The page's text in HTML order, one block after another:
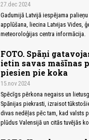
27.dec 2024
Gadumijā Latvijā iespējama
applūšana, liecina Latvijas Vides,
meteoroloģijas centra informācija.
FOTO. Spāņi
ietin savas mašīnas
piesien pie koka
15.nov 2024
Spēcīgs pērkona negaiss un
Spānijas piekrasti, izraisot
divas nedēļas pēc tam, kad valsts
plūdus Valensijā un citās tuvējās